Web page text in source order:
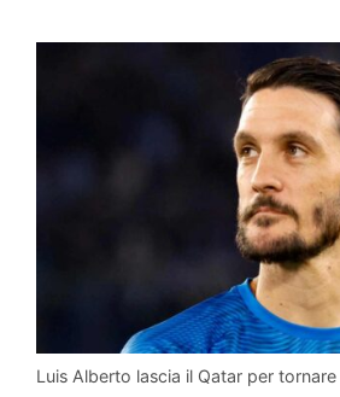
Luis Alberto lascia il Qatar per